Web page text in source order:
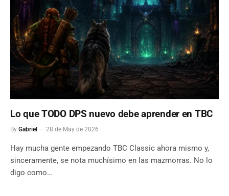
Lo que TODO DPS nuevo debe aprender en TBC
By Gabriel 28 de May de 2026
Hay mucha gente empezando TBC Classic ahora mismo y,
sinceramente, se nota muchísimo en las mazmorras. No lo
digo como…